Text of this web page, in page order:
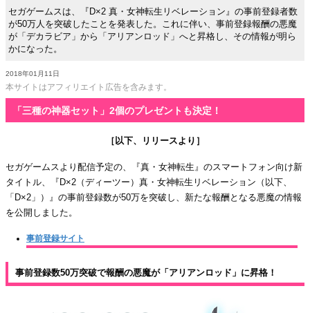
セガゲームスは、『D×2 真・女神転生リベレーション』の事前登録者数
が50万人を突破したことを発表した。これに伴い、事前登録報酬の悪魔
が「デカラビア」から「アリアンロッド」へと昇格し、その情報が明ら
かになった。
2018年01月11日
本サイトはアフィリエイト広告を含みます。
「三種の神器セット」2個のプレゼントも決定！
［以下、リリースより］
セガゲームスより配信予定の、『真・女神転生』のスマートフォン向け新
タイトル、『D×2（ディーツー）真・女神転生リベレーション（以下、
「D×2」）』の事前登録数が50万を突破し、新たな報酬となる悪魔の情報
を公開しました。
事前登録サイト
事前登録数50万突破で報酬の悪魔が「アリアンロッド」に昇格！